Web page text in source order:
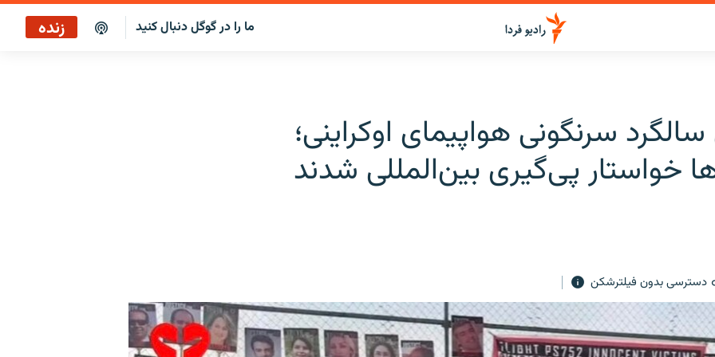
ما را در گوگل دنبال کنید زنده
سرنگونی هواپیمای اوکراینی؛
خواستار پی‌گیری بین‌المللی شدند
دسترسی بدون فیلترشکن